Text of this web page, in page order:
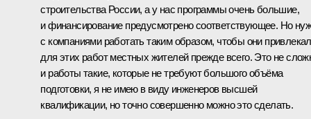
строительства России, а у нас программы очень большие,
и финансирование предусмотрено соответствующее. Но
с компаниями работать таким образом, чтобы они
для этих работ местных жителей прежде всего. Это не
и работы такие, которые не требуют большого объёма
подготовки, я не имею в виду инженеров высшей
квалификации, но точно совершенно можно это сделать.